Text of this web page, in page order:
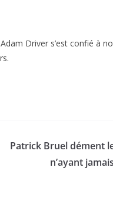
Driver s’est confié à
.
Patrick Bruel dément
n’ayant